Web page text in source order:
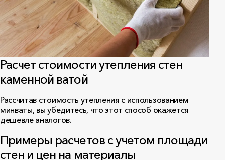
Расчет стоимости утепления стен
каменной ватой
Рассчитав стоимость утепления с использованием
минваты, вы убедитесь, что этот способ окажется
дешевле аналогов.
Примеры расчетов с учетом площади
стен и цен на материалы